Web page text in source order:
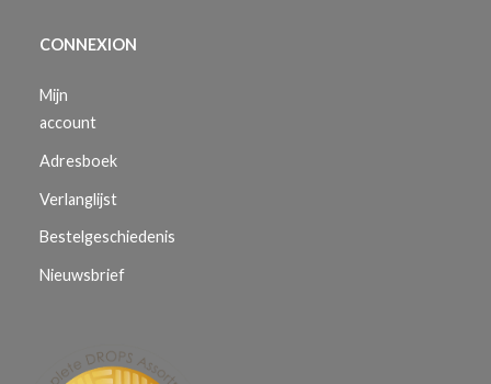
CONNEXION
Mijn
account
Adresboek
Verlanglijst
Bestelgeschiedenis
Nieuwsbrief